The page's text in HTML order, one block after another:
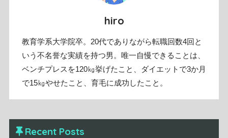
hiro
教育学系大学院卒。20代でありながら転職回数4回と
いう不名誉な実績を持つ男。唯一自慢できることは、
ベンチプレスを120㎏挙げたこと、ダイエットで3か月
で15㎏やせたこと、育毛に成功したこと。
Recent Posts